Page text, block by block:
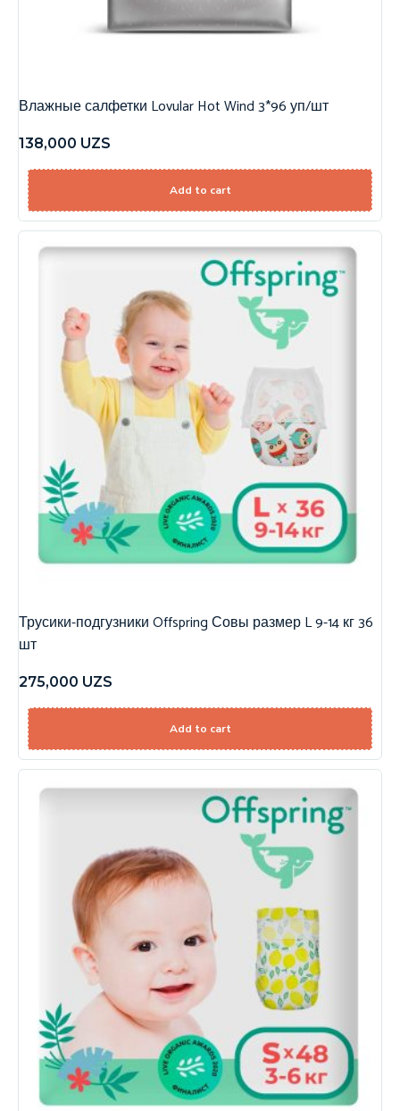
Влажные салфетки Lovular Hot Wind 3*96 уп/шт
138,000 UZS
Add to cart
Трусики-подгузники Offspring Совы размер L 9-14 кг 36
шт
275,000 UZS
Add to cart